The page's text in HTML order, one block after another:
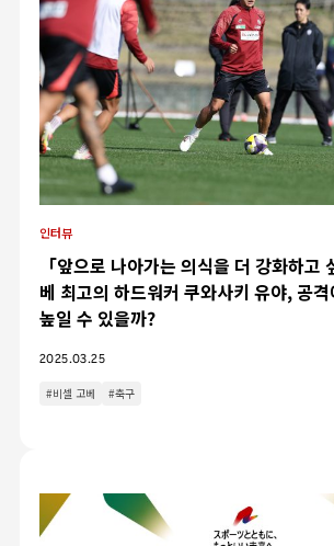
인터뷰
「앞으로 나아가는 의식을 더 강화하
베 최고의 하드워커 쿠와사키 유야, 공
높일 수 있을까?
2025.03.25
#비셀 고베 #축구